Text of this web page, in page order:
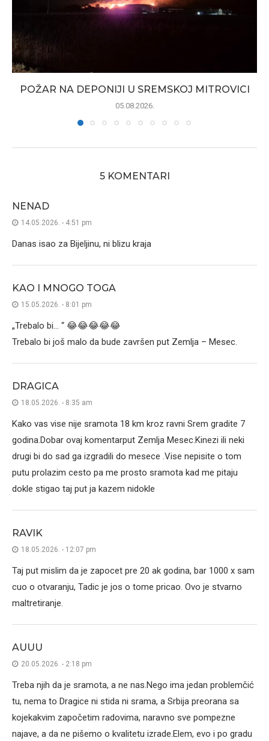
POŽAR NA DEPONIJI U SREMSKOJ MITROVICI
05.08.2026.
5 KOMENTARI
NENAD
14.05.2026. - 4:51 pm
Danas isao za Bijeljinu, ni blizu kraja
KAO I MNOGO TOGA
15.05.2026. - 8:01 pm
„Trebalo bi… “ 😂😂😂😂😂
Trebalo bi još malo da bude završen put Zemlja – Mesec.
DRAGICA
18.05.2026. - 8:35 am
Kako vas vise nije sramota 18 km kroz ravni Srem gradite 7
godina.Dobar ovaj komentarput Zemlja Mesec.Kinezi ili neki
drugi bi do sad ga izgradili do mesece .Vise nepisite o tom
putu prolazim cesto pa me prosto sramota kad me pitaju
dokle stigao taj put ja kazem nidokle
RAVIK
18.05.2026. - 12:07 pm
Taj put mislim da je zapocet pre 20 ak godina, bar 1000 x sam
cuo o otvaranju, Tadic je jos o tome pricao. Ovo je stvarno
maltretiranje.
AUUU
20.05.2026. - 2:18 pm
Treba njih da je sramota, a ne nas.Nego ima jedan problemčić
tu, nema to Dragice ni stida ni srama, a Srbija preorana sa
kojekakvim započetim radovima, naravno sve pompezne
najave, a da ne pišemo o kvalitetu izrade.Elem, evo i po gradu